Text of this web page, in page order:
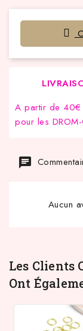
A partir de 40€
pour les
Aucun
Les Clients
Ont